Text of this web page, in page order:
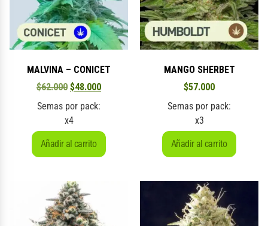
MALVINA – CONICET
$62.000 $48.000
Semas por pack:
x4
Añadir al carrito
MANGO SHERBET
$57.000
Semas por pack:
x3
Añadir al carrito